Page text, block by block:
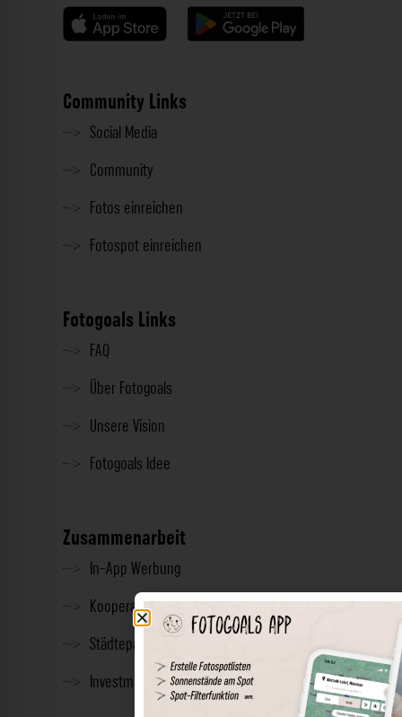
Community Links
Social Media
Community
Fotos einreichen
Fotospot einreichen
Fotogoals Links
FAQ
Über Fotogoals
Unsere Vision
Fotogoals Idee
Zusammenarbeit
In-App Werbung
Kooperationen
Städtepartnerschaft
Investment & Presse